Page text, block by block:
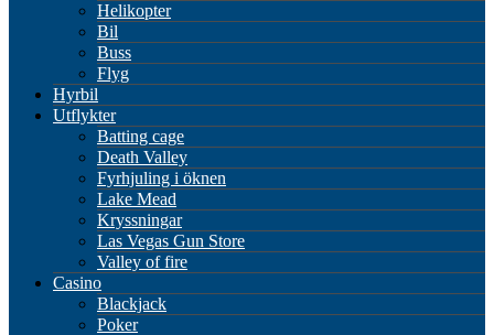
Helikopter
Bil
Buss
Flyg
Hyrbil
Utflykter
Batting cage
Death Valley
Fyrhjuling i öknen
Lake Mead
Kryssningar
Las Vegas Gun Store
Valley of fire
Casino
Blackjack
Poker